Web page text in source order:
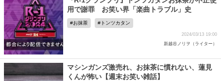
用で謝罪 お笑い界「楽曲トラブル」史
お抹茶 トンツカタン
2024/03/13 19:00
新越谷ノリヲ（ライター）
マシンガンズ激売れ、お抹茶に慣れない、蓮見
くんが怖い【週末お笑い雑話】